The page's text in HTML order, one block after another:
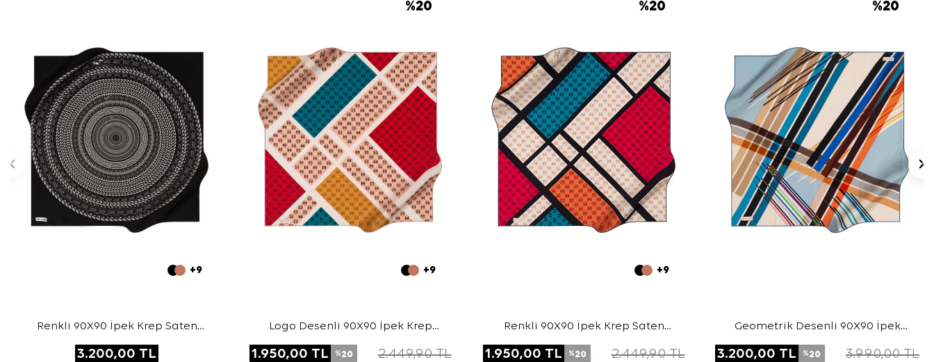
+9
Renkli 90X90 İpek Krep Saten
3.200,00 TL
%20
+9
Logo Desenli 90X90 İpek Krep
1.950,00 TL %20 2.449,90TL
%20
+9
Renkli 90X90 İpek Krep Saten
1.950,00 TL %20 2.449,90TL
%20
Geometrik Desenli 90X90 İpek
3.200,00 TL %20 3.990,00TL